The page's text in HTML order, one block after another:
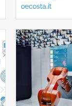
oecosta.it